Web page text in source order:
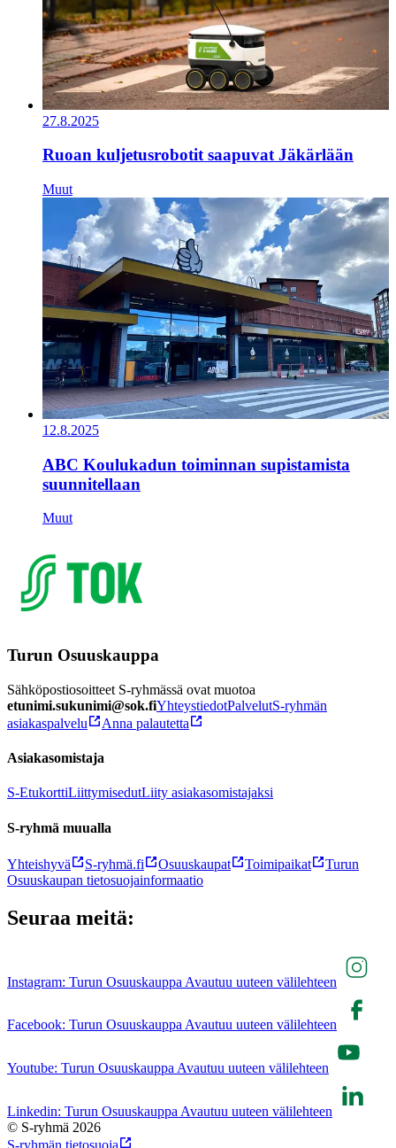
27.8.2025
Ruoan kuljetusrobotit saapuvat Jäkärlään
Muut
12.8.2025
ABC Koulukadun toiminnan supistamista
suunnitellaan
Muut
Turun Osuuskauppa
Sähköpostiosoitteet S-ryhmässä ovat muotoa
etunimi.sukunimi@sok.fiYhteystiedotPalvelutS-ryhmän
asiakaspalvelu
Anna palautetta
Asiakasomistaja
S-EtukorttiLiittymisedutLiity asiakasomistajaksi
S-ryhmä muualla
Yhteishyvä S-ryhmä.fi Osuuskaupat Toimipaikat
Turun
Osuuskaupan tietosuojainformaatio
Seuraa meitä:
Instagram: Turun Osuuskauppa Avautuu uuteen välilehteen
Facebook: Turun Osuuskauppa Avautuu uuteen välilehteen
Youtube: Turun Osuuskauppa Avautuu uuteen välilehteen
Linkedin: Turun Osuuskauppa Avautuu uuteen välilehteen
© S-ryhmä 2026
S-ryhmän tietosuoja